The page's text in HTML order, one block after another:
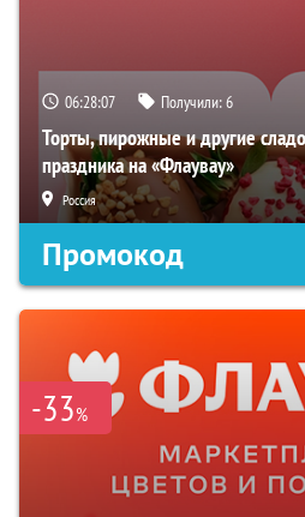
06:28:05 Получили:6
Торты, пирожные и другие
праздника на «Флаувау»
Россия
Промокод
-33%